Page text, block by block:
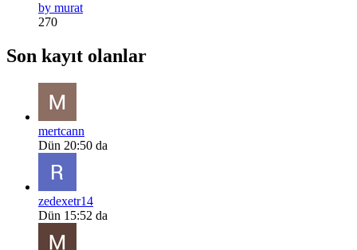
by murat
270
Son kayıt olanlar
mertcann
Dün 20:50 da
zedexetr14
Dün 15:52 da